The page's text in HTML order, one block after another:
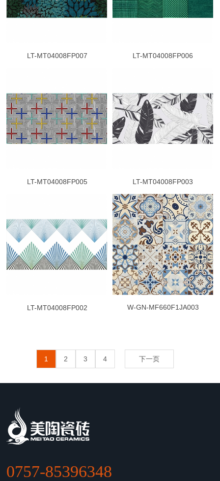
LT-MT04008FP007 LT-MT04008FP006
LT-MT04008FP005 LT-MT04008FP003
LT-MT04008FP002 W-GN-MF660F1JA003
1 2 3 4 下一页
0757-85396348